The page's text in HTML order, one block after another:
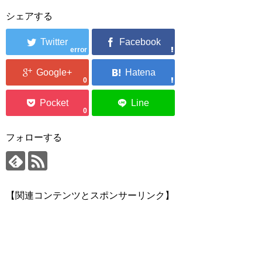
シェアする
error
0
0
フォローする
【関連コンテンツとスポンサーリンク】